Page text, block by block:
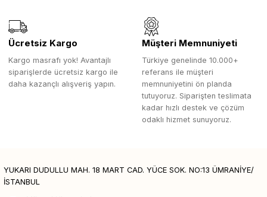
Ücretsiz Kargo
Kargo masrafı yok! Avantajlı
siparişlerde ücretsiz kargo ile
daha kazançlı alışveriş yapın.
Müşteri Memnuniyeti
Türkiye genelinde 10.000+
referans ile müşteri
memnuniyetini ön planda
tutuyoruz. Siparişten teslimata
kadar hızlı destek ve çözüm
odaklı hizmet sunuyoruz.
YUKARI DUDULLU MAH. 18 MART CAD. YÜCE SOK. NO:13 ÜMRANİYE/
İSTANBUL